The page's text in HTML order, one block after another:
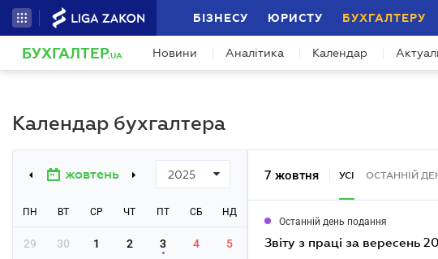
БІЗНЕСУ ЮРИСТУ БУХГАЛТЕРУ
БУХГАЛТЕР.UA Новини Аналітика Календар
Календар бухгалтера
жовтень 2025
ПН ВТ СР ЧТ ПТ СБ НД
29 30 1 2 3 4 5
7 жовтня УСІ ОСТАННІЙ
Останній день подання
звіту з праці за вересень